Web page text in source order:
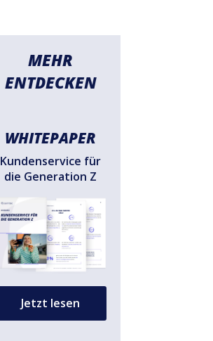
MEHR
ENTDECKEN
WHITEPAPER
Kundenservice für
die Generation Z
Jetzt lesen